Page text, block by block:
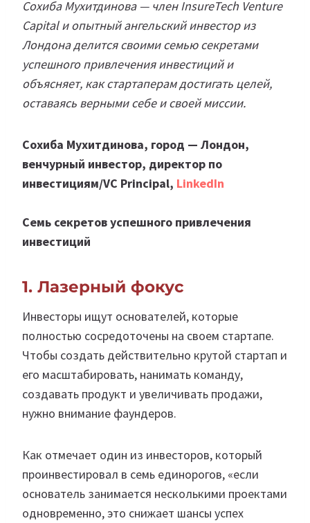
Сохиба Мухитдинова — член InsureTech Venture
Capital и опытный ангельский инвестор из
Лондона делится своими семью секретами
успешного привлечения инвестиций и
объясняет, как стартаперам достигать целей,
оставаясь верными себе и своей миссии.
Сохиба Мухитдинова, город — Лондон,
венчурный инвестор, директор по
инвестициям/VC Principal, LinkedIn
Семь секретов успешного привлечения
инвестиций
1. Лазерный фокус
Инвесторы ищут основателей, которые
полностью сосредоточены на своем стартапе.
Чтобы создать действительно крутой стартап и
его масштабировать, нанимать команду,
создавать продукт и увеличивать продажи,
нужно внимание фаундеров.
Как отмечает один из инвесторов, который
проинвестировал в семь единорогов, «если
основатель занимается несколькими проектами
одновременно, это снижает шансы успех